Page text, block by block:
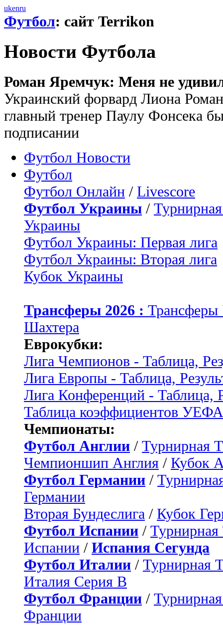
ukenru
Футбол: сайт Terrikon
Новости Футбола
Роман Яремчук: Меня не
Украинский форвард Лиона
главный тренер Паулу Фонсека
подписании
Футбол Новости
Футбол
Футбол Онлайн / Livescore
Футбол Украины /
Украины
Футбол Украины: Первая лига
Футбол Украины: Вторая лига
Кубок Украины
Трансферы 2026 :
Шахтера
Еврокубки:
Лига Чемпионов - Таблица,
Лига Европы - Таблица,
Лига Конференций - Таблица,
Таблица коэффициентов УЕФА
Чемпионаты:
Футбол Англии / Турнирная
Чемпионшип Англия / Кубок
Футбол Германии /
Германии
Вторая Бундеслига / Кубок
Футбол Испании / Турнирная
Испании / Испания Сегунда
Футбол Италии / Турнирная
Италия Серия B
Футбол Франции /
Франции